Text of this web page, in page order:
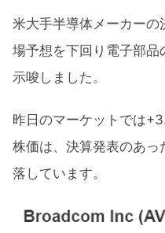
米大手半導体メーカー
場予想を下回り電子部
示唆しました。
昨日のマーケットでは
株価は、決算発表のあ
落しています。